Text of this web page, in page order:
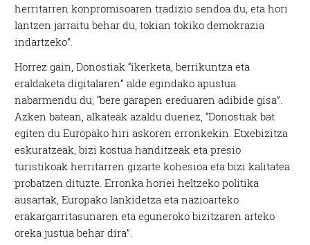
herritarren konpromisoaren tradizio sendoa du, eta hori
lantzen jarraitu behar du, tokian tokiko demokrazia
indartzeko”.
Horrez gain, Donostiak “ikerketa, berrikuntza eta
eraldaketa digitalaren” alde egindako apustua
nabarmendu du, “bere garapen ereduaren adibide gisa”.
Azken batean, alkateak azaldu duenez, “Donostiak bat
egiten du Europako hiri askoren erronkekin. Etxebizitza
eskuratzeak, bizi kostua handitzeak eta presio
turistikoak herritarren gizarte kohesioa eta bizi kalitatea
probatzen dituzte. Erronka horiei heltzeko politika
ausartak, Europako lankidetza eta nazioarteko
erakargarritasunaren eta eguneroko bizitzaren arteko
oreka justua behar dira”.